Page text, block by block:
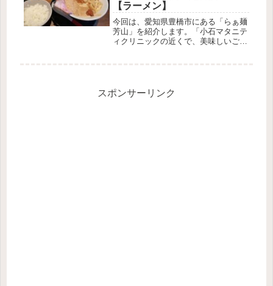
【ラーメン】
今回は、愛知県豊橋市にある「らぁ麺
芳山」を紹介します。「小石マタニテ
ィクリニックの近くで、美味しいご飯
のと...
スポンサーリンク